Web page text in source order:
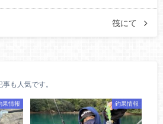
筏にて
事も人気です。
果情報 釣果情報